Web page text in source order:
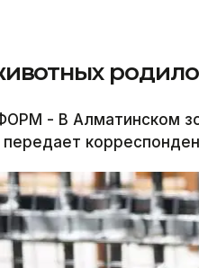
- В Алматинском